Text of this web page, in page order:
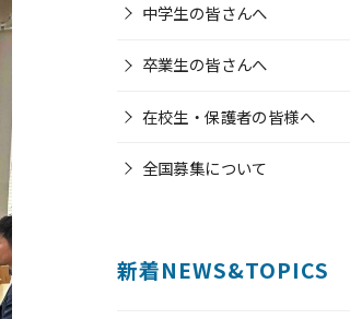
中学生の皆さんへ
卒業生の皆さんへ
在校生・保護者の皆様へ
全国募集について
新着NEWS&TOPICS